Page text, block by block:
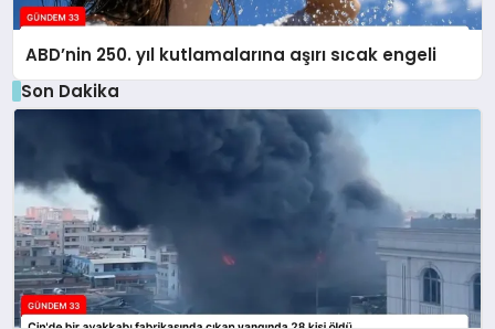
ABD’nin 250. yıl kutlamalarına aşırı sıcak engeli
Son Dakika